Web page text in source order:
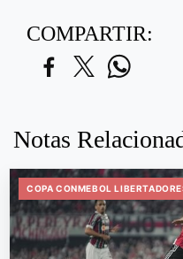
COMPARTIR:
Notas
COPA CONMEBOL